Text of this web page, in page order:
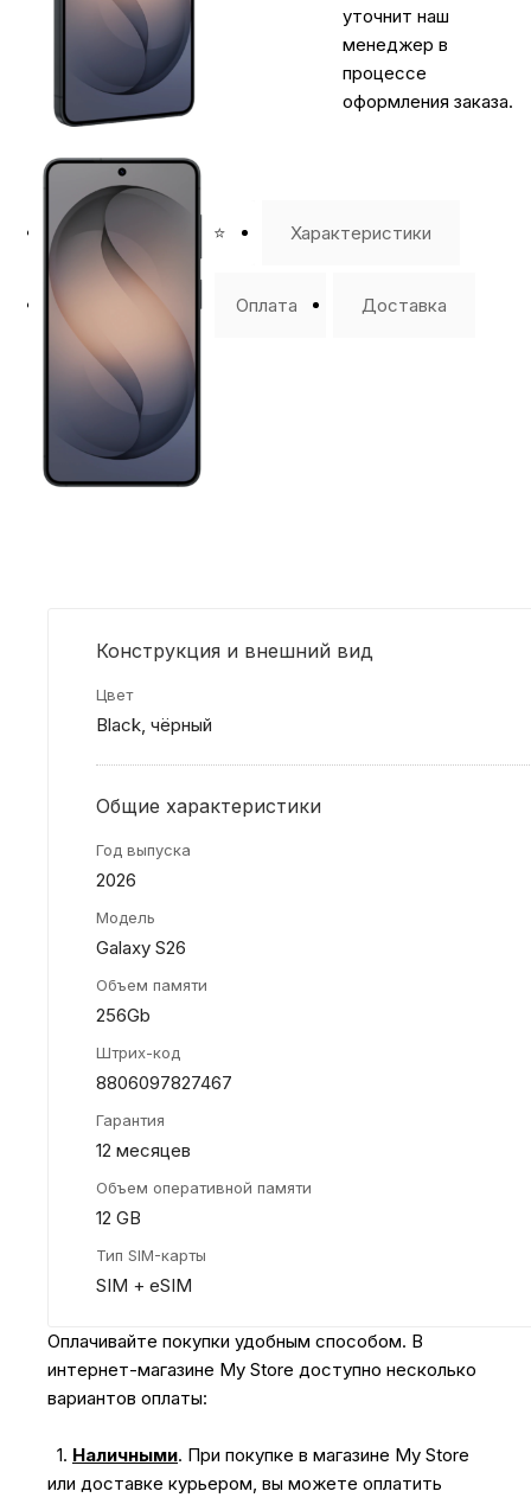
уточнит наш
менеджер в
процессе
оформления заказа.
⭐️ Отзывы о нас ⭐️ Характеристики
Оплата Доставка
Конструкция и внешний вид
Цвет
Black, чёрный
Общие характеристики
Год выпуска
2026
Модель
Galaxy S26
Объем памяти
256Gb
Штрих-код
8806097827467
Гарантия
12 месяцев
Объем оперативной памяти
12 GB
Тип SIM-карты
SIM + eSIM
Оплачивайте покупки удобным способом. В
интернет-магазине My Store доступно несколько
вариантов оплаты:
1. Наличными. При покупке в магазине My Store
или доставке курьером, вы можете оплатить